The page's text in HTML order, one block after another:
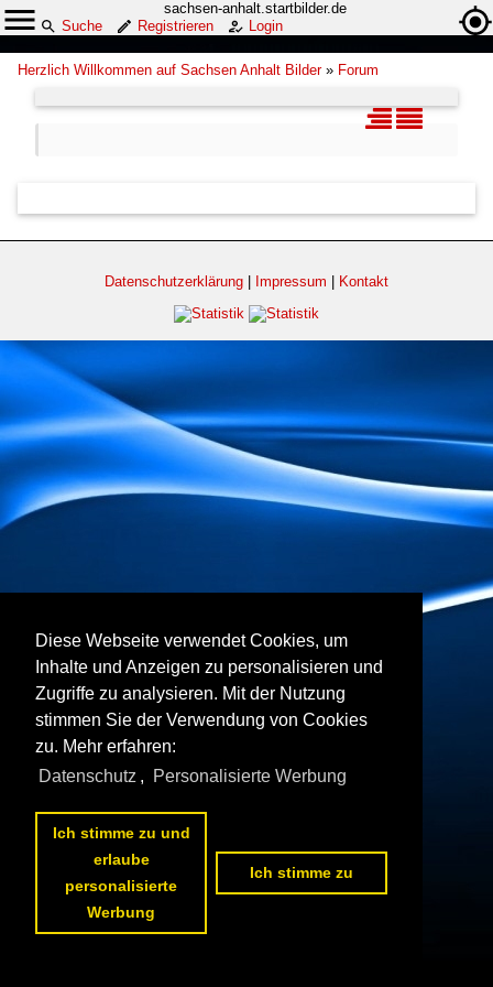
sachsen-anhalt.startbilder.de
Suche
Registrieren Login
Herzlich Willkommen auf Sachsen Anhalt Bilder » Forum
Datenschutzerklärung Impressum Kontakt
Diese Webseite verwendet Cookies, um
Inhalte und Anzeigen zu personalisieren und
Zugriffe zu analysieren. Mit der Nutzung
stimmen Sie der Verwendung von Cookies
zu. Mehr erfahren:
Datenschutz , Personalisierte Werbung
Ich stimme zu und
erlaube
personalisierte
Werbung
Ich stimme zu